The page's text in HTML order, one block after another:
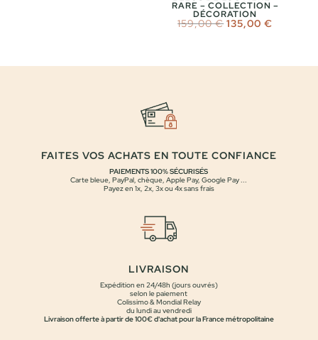
RARE – COLLECTION –
DÉCORATION
159,00€ Le
prix
135,00€
FAITES VOS ACHATS EN TOUTE CONFIANCE
PAIEMENTS 100% SÉCURISÉS
Carte bleue, PayPal, chèque, Apple Pay, Google Pay ...
Payez en 1x, 2x, 3x ou 4x sans frais
LIVRAISON
Expédition en 24/48h (jours ouvrés)
selon le paiement
Colissimo & Mondial Relay
du lundi au vendredi
Livraison offerte à partir de 100€ d'achat pour la France métropolitaine